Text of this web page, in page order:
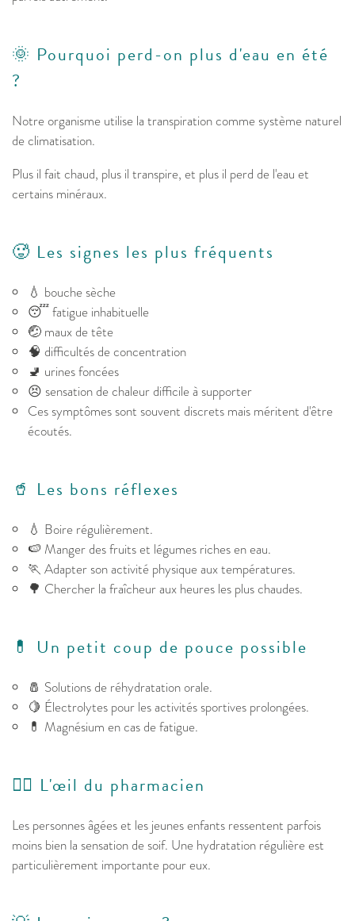
🌞 Pourquoi perd-on plus d'eau en été
?
Notre organisme utilise la transpiration comme système naturel
de climatisation.
Plus il fait chaud, plus il transpire, et plus il perd de l'eau et
certains minéraux.
🥵 Les signes les plus fréquents
💧 bouche sèche
😴 fatigue inhabituelle
🤕 maux de tête
🧠 difficultés de concentration
🚽 urines foncées
😣 sensation de chaleur difficile à supporter
Ces symptômes sont souvent discrets mais méritent d'être
écoutés.
🥤 Les bons réflexes
💧 Boire régulièrement.
🍉 Manger des fruits et légumes riches en eau.
🏃 Adapter son activité physique aux températures.
🌳 Chercher la fraîcheur aux heures les plus chaudes.
💊 Un petit coup de pouce possible
🧂 Solutions de réhydratation orale.
🍋 Électrolytes pour les activités sportives prolongées.
💊 Magnésium en cas de fatigue.
👩‍⚕️ L'œil du pharmacien
Les personnes âgées et les jeunes enfants ressentent parfois
moins bien la sensation de soif. Une hydratation régulière est
particulièrement importante pour eux.